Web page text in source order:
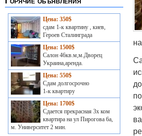
Цена: 350$
сдам 1-к квартину , киев,
Героев Сталинграда
Цена: 1500$
Салон 46кв.м,м.Дворец
Украина,аренда.
Цена: 550$
Сдам долгосрочно
1-к квартиру
Цена: 1700$
Сдается прекрасная 3х ком
квартира на ул Пирогова 6а,
м. Университет 2 мин.